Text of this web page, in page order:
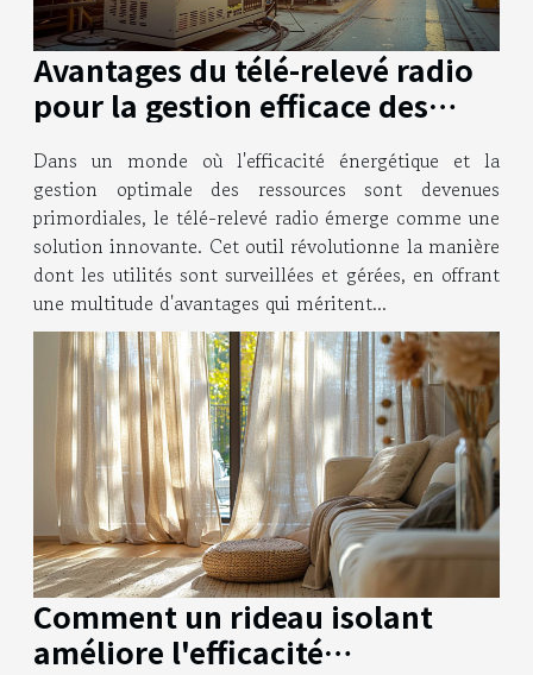
Avantages du télé-relevé radio
pour la gestion efficace des
Dans un monde où l'efficacité énergétique et la
gestion optimale des ressources sont devenues
primordiales, le télé-relevé radio émerge comme une
solution innovante. Cet outil révolutionne la manière
dont les utilités sont surveillées et gérées, en offrant
une multitude d'avantages qui méritent...
Comment un rideau isolant
améliore l'efficacité